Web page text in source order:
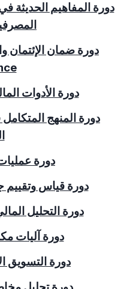
دورة المفاهيم الحديثة
دورة ضمان الإئتمان
دورة الأدوات
دورة المنهج
دورة
دورة قياس وتقييم
دورة التحليل
دورة آليات
دورة التسويق